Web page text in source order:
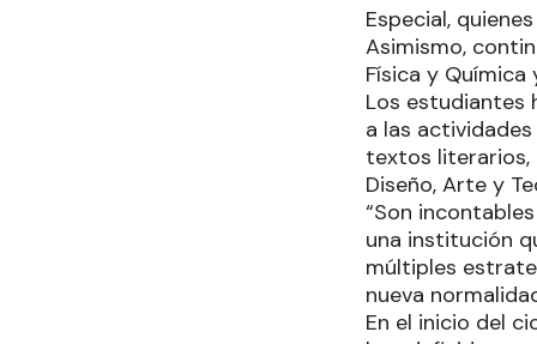
Especial,
Asimismo,
Física y
Los estudiantes
a las
textos literarios,
Diseño, Arte y
“Son
una institución
múltiples
nueva
En el inicio del